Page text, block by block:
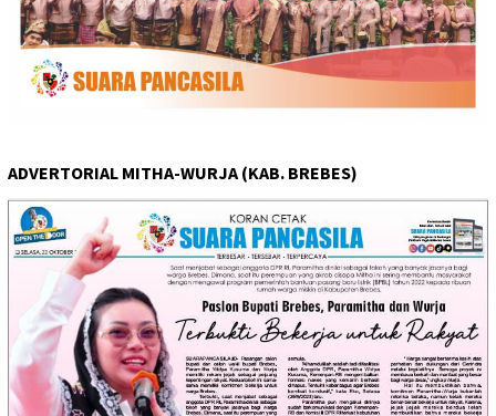
ADVERTORIAL MITHA-WURJA (KAB. BREBES)